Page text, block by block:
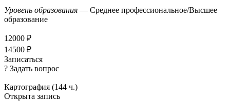
Уровень образования — Среднее профессиональное/Высшее
образование
12000 ₽
14500 ₽
Записаться
? Задать вопрос
Картография (144 ч.)
Открыта запись